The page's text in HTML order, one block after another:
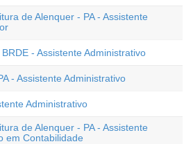
de Alenquer - PA - Assistente
- Assistente Administrativo
- Assistente Administrativo
Administrativo
de Alenquer - PA - Assistente
em Contabilidade